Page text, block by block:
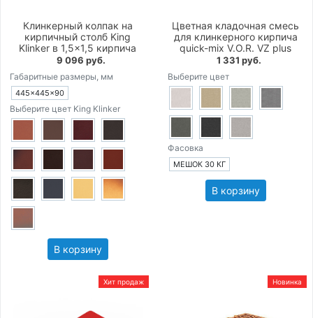
Клинкерный колпак на
кирпичный столб King
Klinker в 1,5×1,5 кирпича
9 096 руб.
Габаритные размеры, мм
445×445×90
Выберите цвет King Klinker
В корзину
Цветная кладочная смесь
для клинкерного кирпича
quick-mix V.O.R. VZ plus
1 331 руб.
Выберите цвет
Фасовка
МЕШОК 30 КГ
В корзину
Хит продаж Новинка